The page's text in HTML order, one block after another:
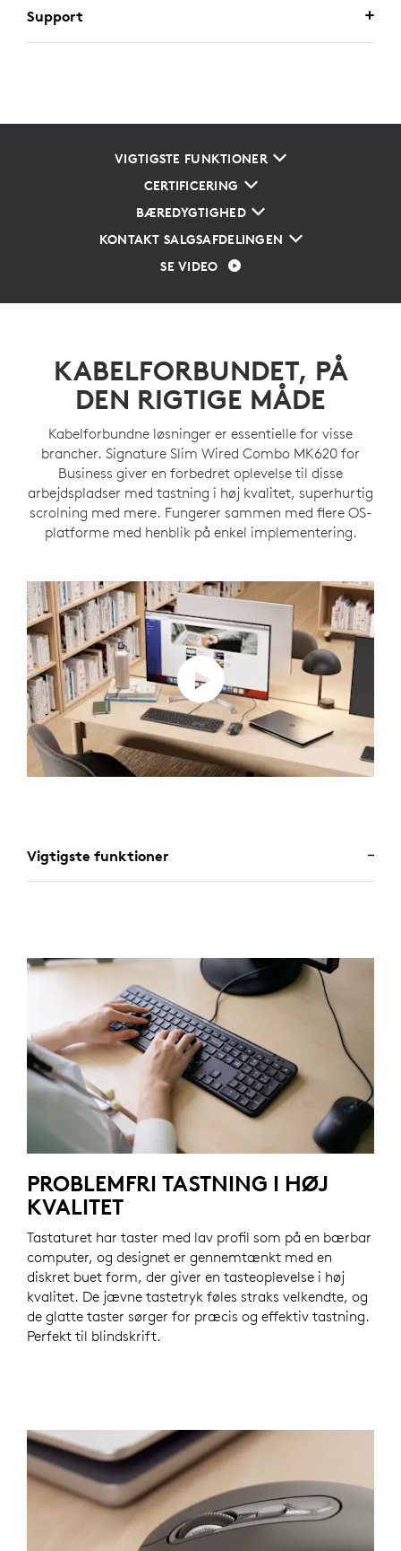
Support
VIGTIGSTE FUNKTIONER
CERTIFICERING
BÆREDYGTIGHED
KONTAKT SALGSAFDELINGEN
SE VIDEO
KABELFORBUNDET, PÅ
DEN RIGTIGE MÅDE
Kabelforbundne løsninger er essentielle for visse
brancher. Signature Slim Wired Combo MK620 for
Business giver en forbedret oplevelse til disse
arbejdspladser med tastning i høj kvalitet, superhurtig
scrolning med mere. Fungerer sammen med flere OS-
platforme med henblik på enkel implementering.
Vigtigste funktioner
PROBLEMFRI TASTNING I HØJ
KVALITET
Tastaturet har taster med lav profil som på en bærbar
computer, og designet er gennemtænkt med en
diskret buet form, der giver en tasteoplevelse i høj
kvalitet. De jævne tastetryk føles straks velkendte, og
de glatte taster sørger for præcis og effektiv tastning.
Perfekt til blindskrift.